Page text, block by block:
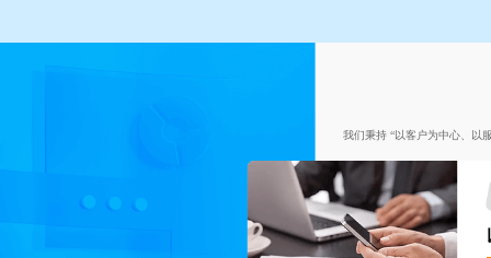
我们秉持 “以客户为中心、以